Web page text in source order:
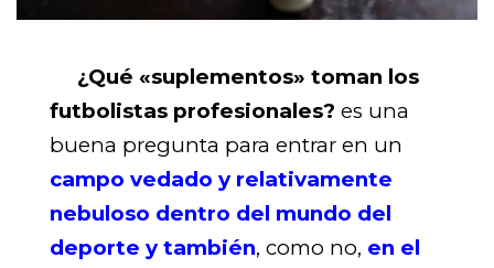
¿Qué «suplementos» toman los
futbolistas profesionales? es una
buena pregunta para entrar en un
campo vedado y relativamente
nebuloso dentro del mundo del
deporte y también, como no, en el